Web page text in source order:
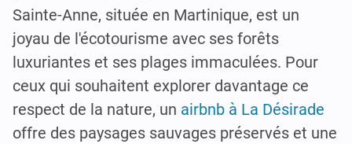
Sainte-Anne, située en Martinique, est un
joyau de l'écotourisme avec ses forêts
luxuriantes et ses plages immaculées. Pour
ceux qui souhaitent explorer davantage ce
respect de la nature, un airbnb à La Désirade
offre des paysages sauvages préservés et une